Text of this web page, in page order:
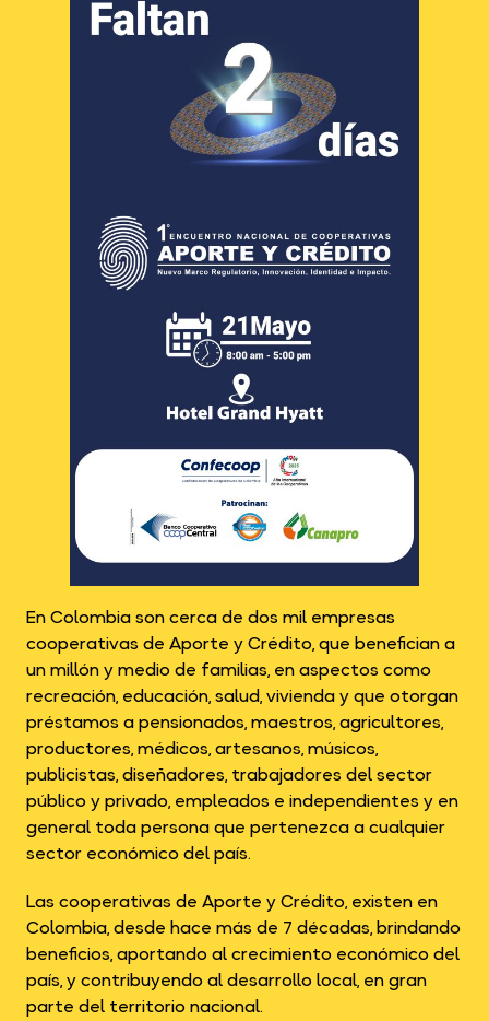
En Colombia son cerca de dos mil empresas
cooperativas de Aporte y Crédito, que benefician a
un millón y medio de familias, en aspectos como
recreación, educación, salud, vivienda y que otorgan
préstamos a pensionados, maestros, agricultores,
productores, médicos, artesanos, músicos,
publicistas, diseñadores, trabajadores del sector
público y privado, empleados e independientes y en
general toda persona que pertenezca a cualquier
sector económico del país.
Las cooperativas de Aporte y Crédito, existen en
Colombia, desde hace más de 7 décadas, brindando
beneficios, aportando al crecimiento económico del
país, y contribuyendo al desarrollo local, en gran
parte del territorio nacional.